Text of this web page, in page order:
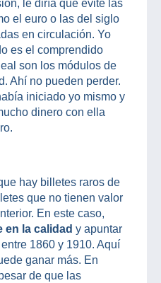
le diría que evite las
el euro o las del siglo
en circulación. Yo
es el comprendido
son los módulos de
Ahí no pueden perder.
iniciado yo mismo y
dinero con ella
hay billetes raros de
que no tienen valor
En este caso,
en la calidad y apuntar
1860 y 1910. Aquí
ganar más. En
de que las